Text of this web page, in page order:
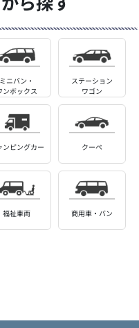
ミニバン・
ンボックス
ステーション
ワゴン
ンピングカー クーペ
福祉車両 商用車・バン